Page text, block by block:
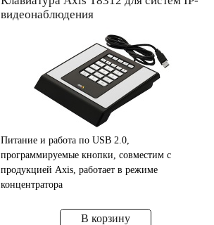
видеонаблюдения
Питание и работа по USB 2.0,
программируемые кнопки, совместим с
продукцией Axis, работает в режиме
концентратора
В корзину